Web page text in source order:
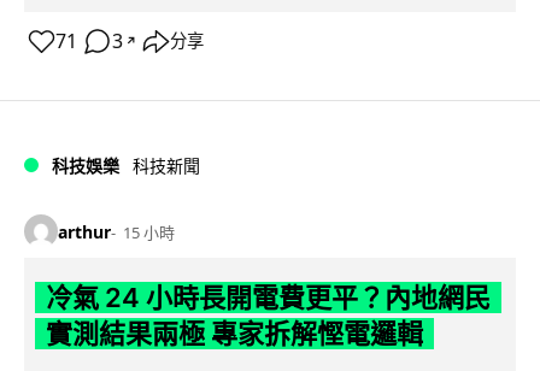
71 3 ↗ 分享
科技娛樂 科技新聞
arthur 15 小時
冷氣 24 小時長開電費更平？內地網民
實測結果兩極 專家拆解慳電邏輯